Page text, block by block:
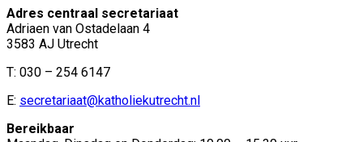
Adres centraal secretariaat
Adriaen van Ostadelaan 4
3583 AJ Utrecht
T: 030 – 254 6147
E: secretariaat@katholiekutrecht.nl
Bereikbaar